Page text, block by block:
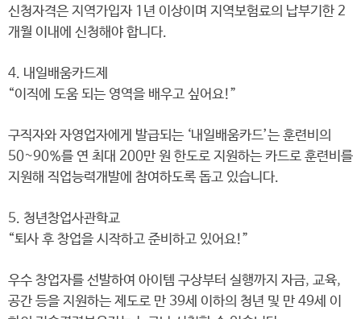
신청자격은 지역가입자 1년 이상이며 지역보험료의 납부기한 2
개월 이내에 신청해야 합니다.
4. 내일배움카드제
“이직에 도움 되는 영역을 배우고 싶어요!”
구직자와 자영업자에게 발급되는 ‘내일배움카드’는 훈련비의
50~90%를 연 최대 200만 원 한도로 지원하는 카드로 훈련비를
지원해 직업능력개발에 참여하도록 돕고 있습니다.
5. 청년창업사관학교
“퇴사 후 창업을 시작하고 준비하고 있어요!”
우수 창업자를 선발하여 아이템 구상부터 실행까지 자금, 교육,
공간 등을 지원하는 제도로 만 39세 이하의 청년 및 만 49세 이